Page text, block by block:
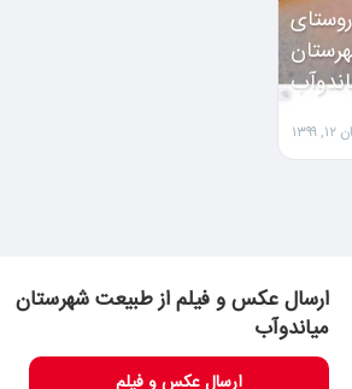
ارسال عکس و فیلم از طبیعت شهرستان
میاندوآب
ارسال عکس و فیلم